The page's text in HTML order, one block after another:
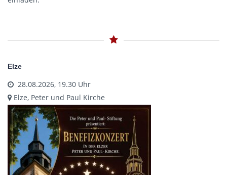
Elze
28.08.2026, 19.30 Uhr
Elze, Peter und Paul Kirche